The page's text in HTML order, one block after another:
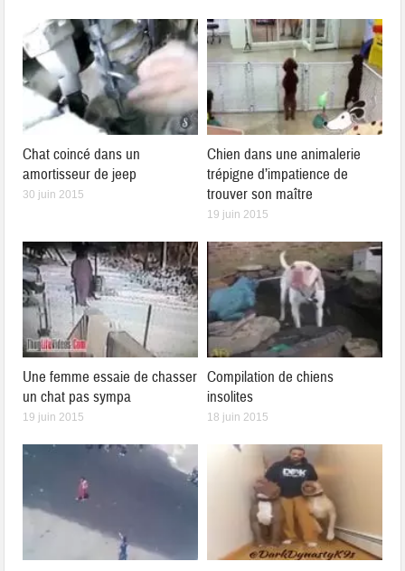
Chat coincé dans un
amortisseur de jeep
30 juin 2015
Chien dans une animalerie
trépigne d’impatience de
trouver son maître
19 juin 2015
Une femme essaie de chasser
un chat pas sympa
19 juin 2015
Compilation de chiens
insolites
18 juin 2015